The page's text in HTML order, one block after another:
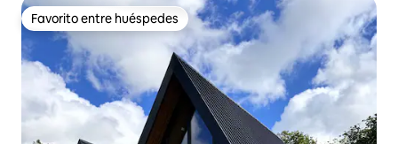
Favorito entre huéspedes
Favorito entre huéspedes